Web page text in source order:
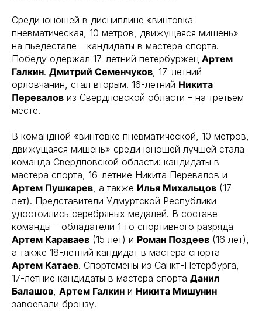
Среди юношей в дисциплине «винтовка
пневматическая, 10 метров, движущаяся мишень»
на пьедестале – кандидаты в мастера спорта.
Победу одержал 17-летний петербуржец Артем
Галкин. Дмитрий Семенчуков, 17-летний
орловчанин, стал вторым. 16-летний Никита
Перевалов из Свердловской области – на третьем
месте.
В командной «винтовке пневматической, 10 метров,
движущаяся мишень» среди юношей лучшей стала
команда Свердловской области: кандидаты в
мастера спорта, 16-летние Никита Перевалов и
Артем Пушкарев, а также Илья Михальцов (17
лет). Представители Удмуртской Республики
удостоились серебряных медалей. В составе
команды – обладатели 1-го спортивного разряда
Артем Караваев (15 лет) и Роман Поздеев (16 лет),
а также 18-летний кандидат в мастера спорта
Артем Катаев. Спортсмены из Санкт-Петербурга,
17-летние кандидаты в мастера спорта Данил
Балашов, Артем Галкин и Никита Мишунин
завоевали бронзу.